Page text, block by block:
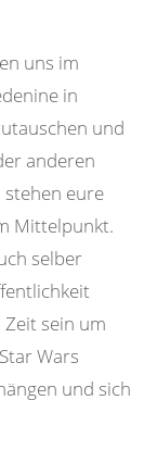
uns im
in
und
anderen
stehen eure
Mittelpunkt.
selber
sein um
Wars
und sich